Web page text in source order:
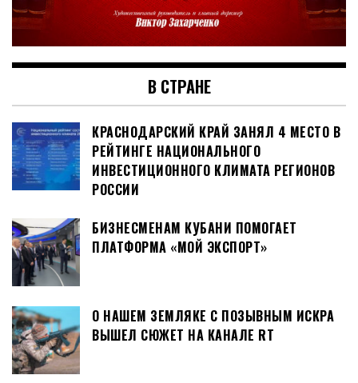
В СТРАНЕ
КРАСНОДАРСКИЙ КРАЙ ЗАНЯЛ 4 МЕСТО В
РЕЙТИНГЕ НАЦИОНАЛЬНОГО
ИНВЕСТИЦИОННОГО КЛИМАТА РЕГИОНОВ
РОССИИ
БИЗНЕСМЕНАМ КУБАНИ ПОМОГАЕТ
ПЛАТФОРМА «МОЙ ЭКСПОРТ»
О НАШЕМ ЗЕМЛЯКЕ С ПОЗЫВНЫМ ИСКРА
ВЫШЕЛ СЮЖЕТ НА КАНАЛЕ RT